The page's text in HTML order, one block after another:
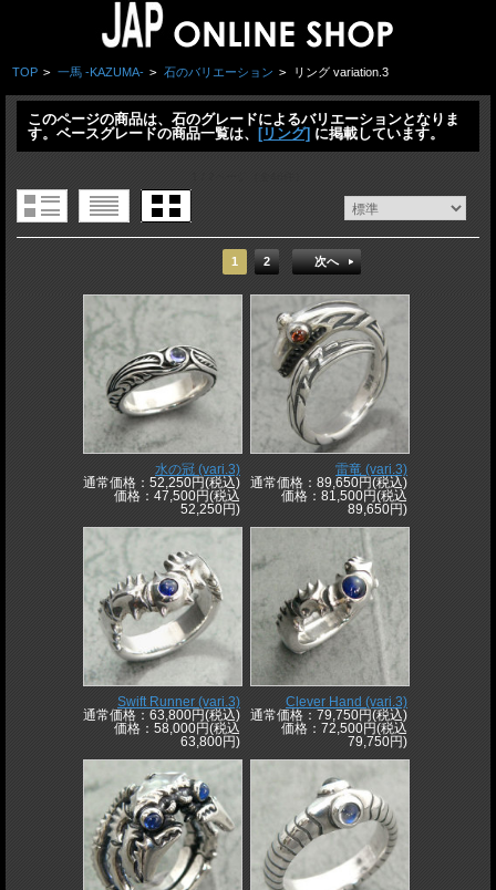
TOP > 一馬 -KAZUMA- > 石のバリエーション > リング variation.3
このページの商品は、石のグレードによるバリエーションとなりま
す。ベースグレードの商品一覧は、
[リング] に掲載しています。
1 2 次へ
水の冠 (vari.3)
通常価格：52,250円(税込)
価格：47,500円(税込
52,250円)
雷竜 (vari.3)
通常価格：89,650円(税込)
価格：81,500円(税込
89,650円)
Swift Runner (vari.3)
通常価格：63,800円(税込)
価格：58,000円(税込
63,800円)
Clever Hand (vari.3)
通常価格：79,750円(税込)
価格：72,500円(税込
79,750円)